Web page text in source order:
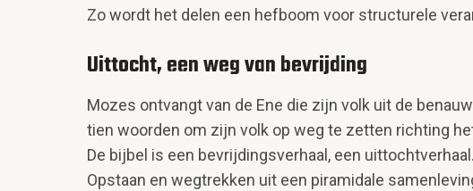
Zo wordt het delen een hefboom voor structurele
Uittocht, een weg van bevrijding
Mozes ontvangt van de Ene die zijn volk uit de
tien woorden om zijn volk op weg te zetten richting
De bijbel is een bevrijdingsverhaal, een uittochtverhaal.
Opstaan en wegtrekken uit een piramidale